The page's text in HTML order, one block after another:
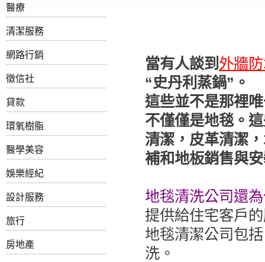
醫療
清潔服務
網路行銷
徵信社
貸款
環氧樹脂
醫學美容
娛樂經紀
設計服務
旅行
房地產
當有人談到 外牆
“史丹利蒸鍋”。
這些並不是那裡
不僅僅是地毯。
清潔，皮革清潔
補和地板銷售與
地毯清洗公司還
提供給住宅客戶
地毯清潔公司包
洗。